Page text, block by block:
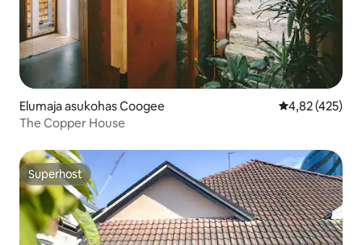
Elumaja asukohas Coogee Keskmine
4,82 (425)
The Copper House
Superhost
Superhost